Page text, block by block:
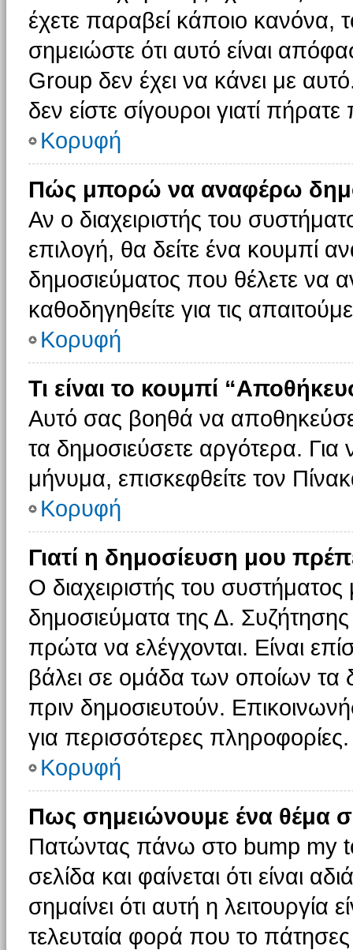
έχετε παραβεί κάποιο κανόνα,
σημειώστε ότι αυτό είναι
Group δεν έχει να κάνει με
δεν είστε σίγουροι γιατί
Κορυφή
Πώς μπορώ να αναφέρω
Αν ο διαχειριστής του
επιλογή, θα δείτε ένα κουμπί
δημοσιεύματος που θέλετε να
καθοδηγηθείτε για τις
Κορυφή
Τι είναι το κουμπί
Αυτό σας βοηθά να
τα δημοσιεύσετε αργότερα.
μήνυμα, επισκεφθείτε τον
Κορυφή
Γιατί η δημοσίευση μου
Ο διαχειριστής του συστήματος
δημοσιεύματα της Δ.
πρώτα να ελέγχονται. Είναι
βάλει σε ομάδα των οποίων τα
πριν δημοσιευτούν.
για περισσότερες πληροφορίες.
Κορυφή
Πως σημειώνουμε ένα θέμα
Πατώντας πάνω στο bump my
σελίδα και φαίνεται ότι είναι
σημαίνει ότι αυτή η λειτουργία
τελευταία φορά που το πάτησες